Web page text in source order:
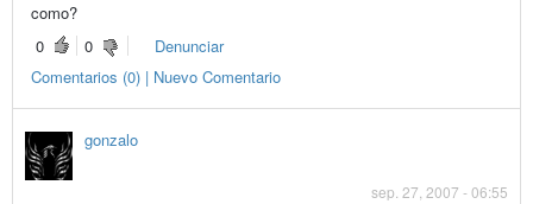
como?
0
0
Denunciar
Comentarios (0) | Nuevo Comentario
gonzalo
sep. 27, 2007 - 06:55